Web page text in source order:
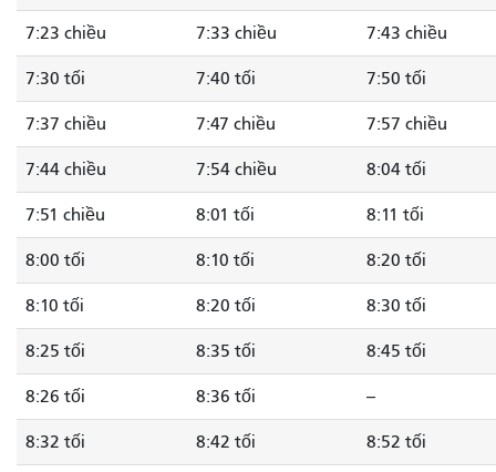
7:23 chiều 7:33 chiều 7:43 chiều
7:30 tối 7:40 tối 7:50 tối
7:37 chiều 7:47 chiều 7:57 chiều
7:44 chiều 7:54 chiều 8:04 tối
7:51 chiều 8:01 tối 8:11 tối
8:00 tối 8:10 tối 8:20 tối
8:10 tối 8:20 tối 8:30 tối
8:25 tối 8:35 tối 8:45 tối
8:26 tối 8:36 tối --
8:32 tối 8:42 tối 8:52 tối